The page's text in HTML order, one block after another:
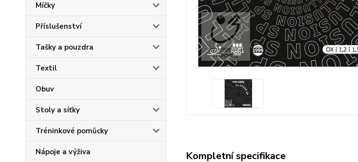
Míčky
Příslušenství
Tašky a pouzdra
Textil
Obuv
Stoly a síťky
Tréninkové pomůcky
Nápoje a výživa Kompletní specifikace